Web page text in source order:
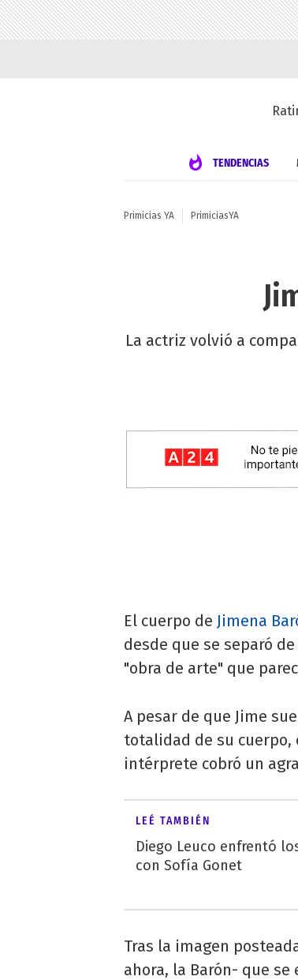
TENDENCIAS
Primicias YA PrimiciasYA
La actriz volvió a
El cuerpo de Jimena
desde que se separó de
"obra de arte" que
A pesar de que Jime
totalidad de su
intérprete cobró un
LEÉ TAMBIÉN
Diego Leuco enfrentó
con Sofía Gonet
Tras la imagen
ahora, la Barón- que